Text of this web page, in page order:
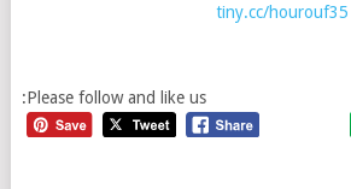
tiny.cc/hourouf35
Please follow and like us: